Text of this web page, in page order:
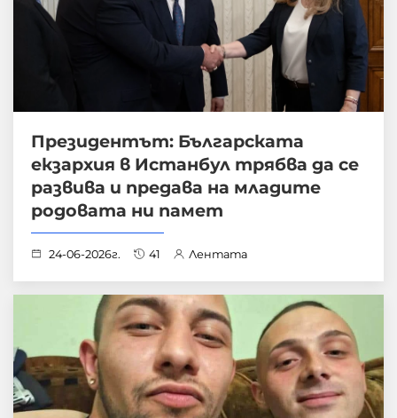
Президентът: Българската
екзархия в Истанбул трябва да се
развива и предава на младите
родовата ни памет
24-06-2026г. 41 Лентата